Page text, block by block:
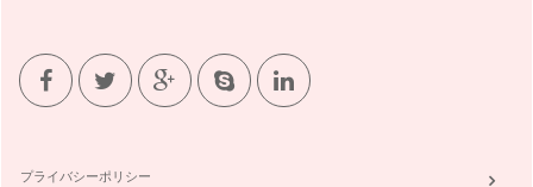
プライバシーポリシー